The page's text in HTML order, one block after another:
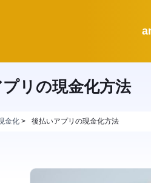
リの現金化方法
金化> 後払いアプリの現金化方法